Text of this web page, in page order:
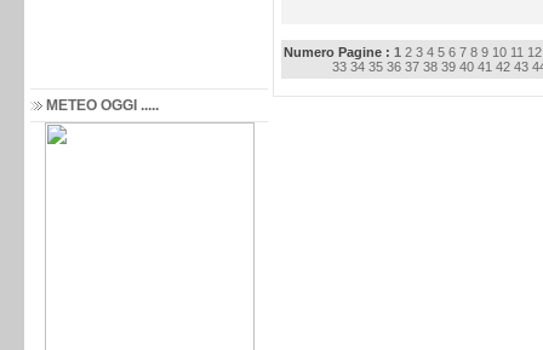
METEO OGGI .....
Numero Pagine : 1 2 3 4 5 6 7 8 9 10 11 12
33 34 35 36 37 38 39 40 41 42 43